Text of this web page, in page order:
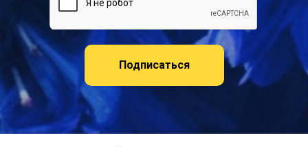
Подписаться